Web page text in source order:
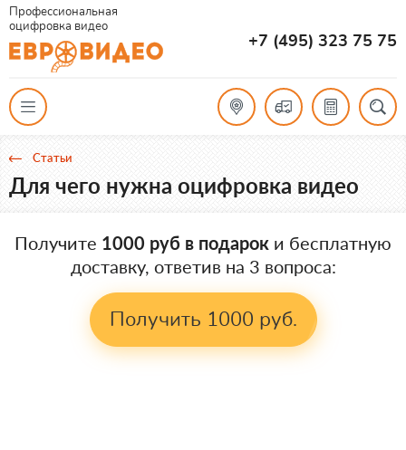
Профессиональная
оцифровка видео
+7 (495) 323 75 75
Статьи
Для чего нужна оцифровка видео
Получите 1000 руб в подарок и бесплатную
доставку, ответив на 3 вопроса:
Получить 1000 руб.